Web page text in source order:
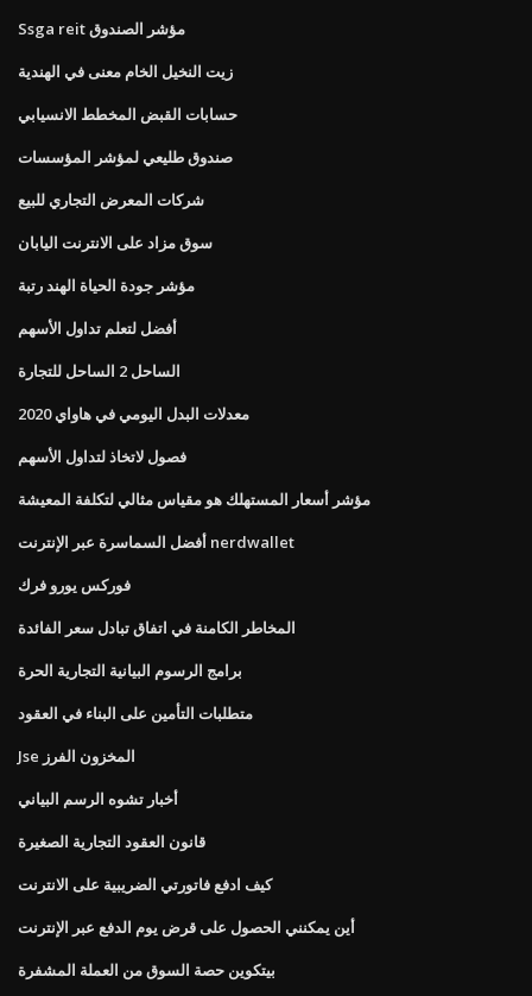
Ssga reit مؤشر الصندوق
زيت النخيل الخام معنى في الهندية
حسابات القبض المخطط الانسيابي
صندوق طليعي لمؤشر المؤسسات
شركات المعرض التجاري للبيع
سوق مزاد على الانترنت اليابان
مؤشر جودة الحياة الهند رتبة
أفضل لتعلم تداول الأسهم
الساحل 2 الساحل للتجارة
معدلات البدل اليومي في هاواي 2020
فصول لاتخاذ لتداول الأسهم
مؤشر أسعار المستهلك هو مقياس مثالي لتكلفة المعيشة
أفضل السماسرة عبر الإنترنت nerdwallet
فوركس يورو فرك
المخاطر الكامنة في اتفاق تبادل سعر الفائدة
برامج الرسوم البيانية التجارية الحرة
متطلبات التأمين على البناء في العقود
Jse المخزون الفرز
أخبار تشوه الرسم البياني
قانون العقود التجارية الصغيرة
كيف ادفع فاتورتي الضريبية على الانترنت
أين يمكنني الحصول على قرض يوم الدفع عبر الإنترنت
بيتكوين حصة السوق من العملة المشفرة